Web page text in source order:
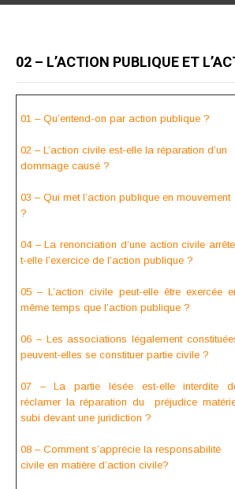
02 – L’ACTION PUBLIQUE ET
01 – Qu’entend-on par action publique ?
02 – L’action civile est-elle la réparation d’un
dommage causé ?
03 – Qui met l’action publique en mouvement
?
04 – La renonciation d’une action civile
t-elle l’exercice de l’action publique ?
05 – L’action civile peut-elle être exercée
même temps que l’action publique ?
06 – Les associations légalement
peuvent-elles se constituer partie civile ?
07 – La partie lésée est-elle interdite
réclamer la réparation du préjudice
subi devant une juridiction ?
08 – Comment s’apprécie la responsabilité
civile en matière d’action civile?